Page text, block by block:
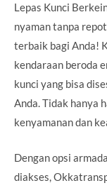
Lepas Kunci
nyaman tanpa
terbaik bagi Anda!
kendaraan beroda
kunci yang bisa
Anda. Tidak hanya
kenyamanan dan
Dengan opsi
diakses,